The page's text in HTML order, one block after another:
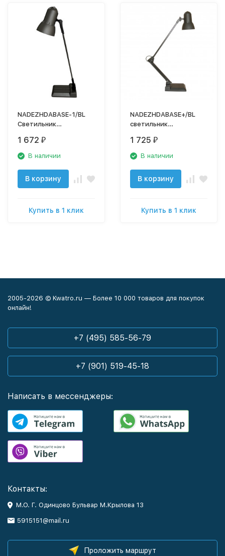
NADEZHDABASE-1/BL
Светильник
1 672 ₽
В наличии
В корзину
Купить в 1 клик
NADEZHDABASE+/BL
cветильник
1 725 ₽
В наличии
В корзину
Купить в 1 клик
2005-2026 © Kwatro.ru — Более 10 000 товаров для покупок
онлайн!
+7 (495) 585-56-79
+7 (901) 519-45-18
Написать в мессенджеры:
Контакты:
М.О. Г. Одинцово Бульвар М.Крылова 13
5915151@mail.ru
Проложить маршрут